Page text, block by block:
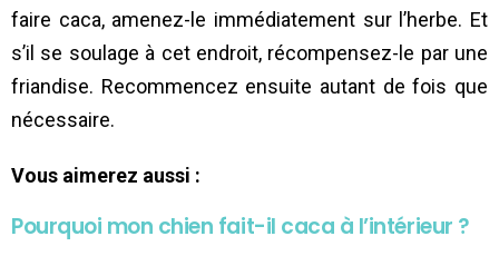
faire caca, amenez-le immédiatement sur l’herbe. Et
s’il se soulage à cet endroit, récompensez-le par une
friandise. Recommencez ensuite autant de fois que
nécessaire.
Vous aimerez aussi :
Pourquoi mon chien fait-il caca à l’intérieur ?